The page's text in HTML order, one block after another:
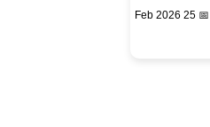
📅 25 Feb 2026